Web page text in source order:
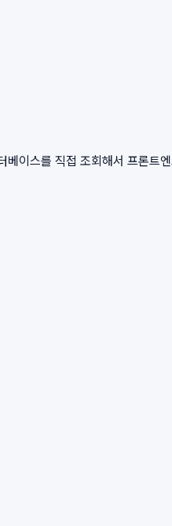
이스를 직접 조회해서 프론트